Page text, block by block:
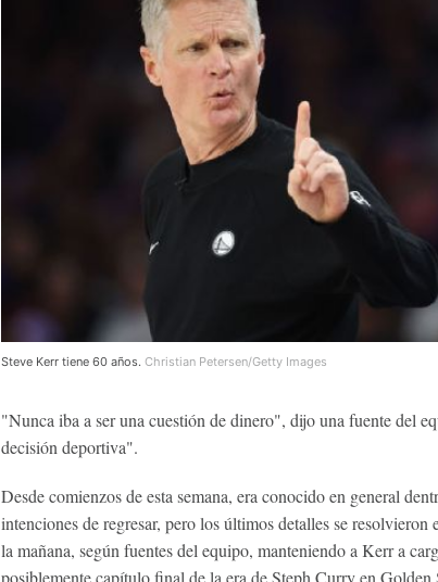
Steve Kerr tiene 60 años. Christian Petersen/Getty Images
"Nunca iba a ser una cuestión de dinero", dijo una fuente del
decisión deportiva".
Desde comienzos de esta semana, era conocido en general
intenciones de regresar, pero los últimos detalles se
la mañana, según fuentes del equipo, manteniendo a Kerr a